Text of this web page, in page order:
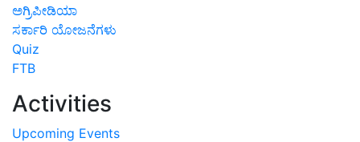
ಅಗ್ರಿಪೀಡಿಯಾ
ಸರ್ಕಾರಿ ಯೋಜನೆಗಳು
Quiz
FTB
Activities
Upcoming Events